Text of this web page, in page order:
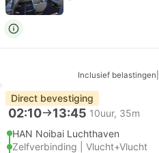
Inclusief belastingen
Direct bevestiging
02:10 13:45 10uur, 35m
HAN Noibai Luchthaven
Zelfverbinding | Vlucht+Vlucht